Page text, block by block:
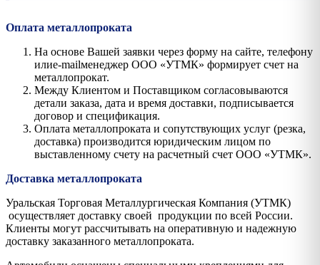
Оплата металлопроката
На основе Вашей заявки через форму на сайте, телефону
илиe-mailменеджер ООО «УТМК» формирует счет на
металлопрокат.
Между Клиентом и Поставщиком согласовываются
детали заказа, дата и время доставки, подписывается
договор и спецификация.
Оплата металлопроката и сопутствующих услуг (резка,
доставка) производится юридическим лицом по
выставленному счету на расчетный счет ООО «УТМК».
Доставка металлопроката
Уральская Торговая Металлургическая Компания (УТМК)
осуществляет доставку своей продукции по всей России.
Клиенты могут рассчитывать на оперативную и надежную
доставку заказанного металлопроката.